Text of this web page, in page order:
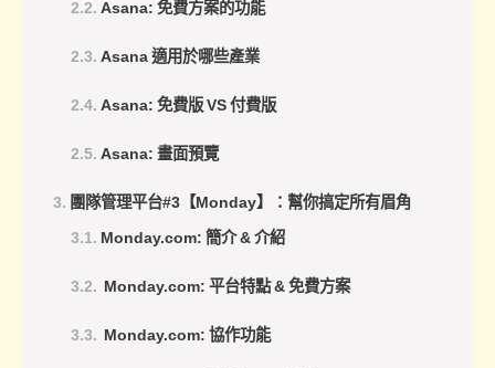
Asana: 免費方案的功能
Asana 適用於哪些產業
Asana: 免費版 VS 付費版
Asana: 畫面預覽
團隊管理平台#3【Monday】：幫你搞定所有眉角
Monday.com: 簡介 & 介紹
Monday.com: 平台特點 & 免費方案
Monday.com: 協作功能